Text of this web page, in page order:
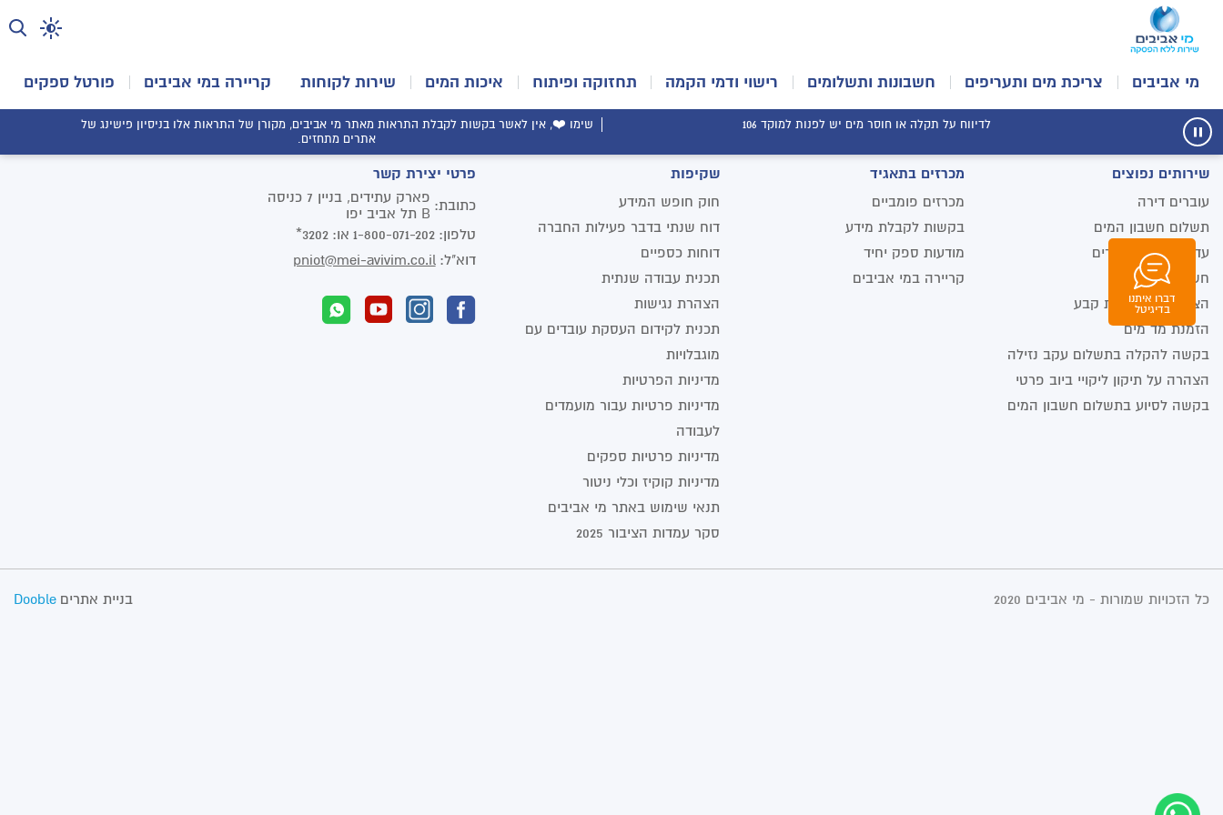
מי אביבים צריכת מים ותעריפים חשבונות ותשלומים רישוי ודמי הקמה תחזוקה ופיתוח איכות המים שירות לקוחות קריירה במי אביבים פורטל ספקים
עצור
רכיב
הודעות
לדיווח על תקלה או חוסר מים יש לפנות למוקד 106
שימו ❤️, אין לאשר בקשות לקבלת התראות מאתר מי אביבים, מקורן של התראות אלו בניסיון פישינג של
אתרים מתחזים.
Tag Archive: מגבונים
שירותים נפוצים
עוברים דירה
תשלום חשבון המים
עדכון מספר הדיירים
חשבונית במייל
הצטרפות להוראת קבע
הזמנת מד מים
בקשה להקלה בתשלום עקב נזילה
הצהרה על תיקון ליקויי ביוב פרטי
בקשה לסיוע בתשלום חשבון המים
מכרזים בתאגיד
מכרזים פומביים
בקשות לקבלת מידע
מודעות ספק יחיד
קריירה במי אביבים
שקיפות
חוק חופש המידע
דוח שנתי בדבר פעילות החברה
דוחות כספיים
תכנית עבודה שנתית
הצהרת נגישות
תכנית לקידום העסקת עובדים עם
מוגבלויות
מדיניות הפרטיות
מדיניות פרטיות עבור מועמדים
לעבודה
מדיניות פרטיות ספקים
מדיניות קוקיז וכלי ניטור
תנאי שימוש באתר מי אביבים
סקר עמדות הציבור 2025
פרטי יצירת קשר
כתובת:
פארק עתידים, בניין 7 כניסה
B תל אביב יפו
טלפון: 1-800-071-202 או: 3202*
דוא"ל: pniot@mei-avivim.co.il
כל הזכויות שמורות - מי אביבים 2020 בניית אתרים Dooble
דברו איתנו
בדיגיטלוואטסאפ